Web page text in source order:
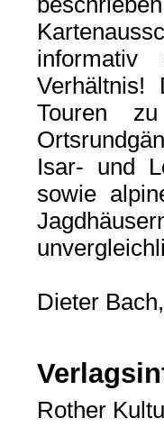
informativ
Touren
Isar- und
sowie
Dieter
Rother